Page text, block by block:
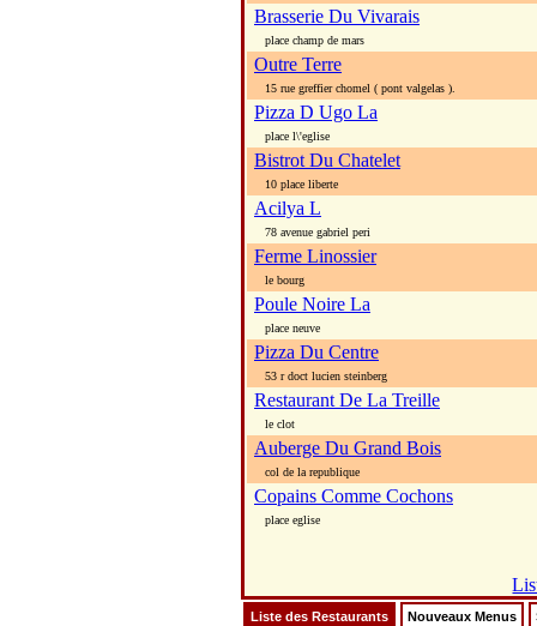
Brasserie Du Vivarais
place champ de mars
Outre Terre
15 rue greffier chomel ( pont valgelas ).
Pizza D Ugo La
place l\'eglise
Bistrot Du Chatelet
10 place liberte
Acilya L
78 avenue gabriel peri
Ferme Linossier
le bourg
Poule Noire La
place neuve
Pizza Du Centre
53 r doct lucien steinberg
Restaurant De La Treille
le clot
Auberge Du Grand Bois
col de la republique
Copains Comme Cochons
place eglise
Liste des Restaurants Nouveaux Menus